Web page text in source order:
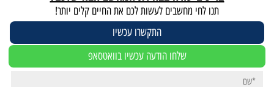
תנו לחי מחשבים לעשות לכם את החיים קלים יותר!
התקשרו עכשיו
שלחו הודעה עכשיו בוואטסאפ